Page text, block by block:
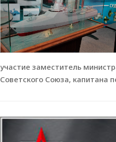
участие заместитель
Советского Союза, капитана